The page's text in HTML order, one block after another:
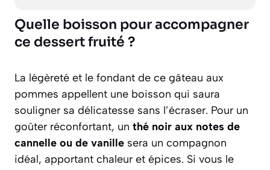
Quelle boisson pour accompagner
ce dessert fruité ?
La légèreté et le fondant de ce gâteau aux
pommes appellent une boisson qui saura
souligner sa délicatesse sans l’écraser. Pour un
goûter réconfortant, un thé noir aux notes de
cannelle ou de vanille sera un compagnon
idéal, apportant chaleur et épices. Si vous le